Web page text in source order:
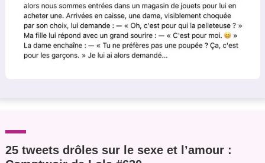
25 tweets drôles sur le sexe et l’amour :